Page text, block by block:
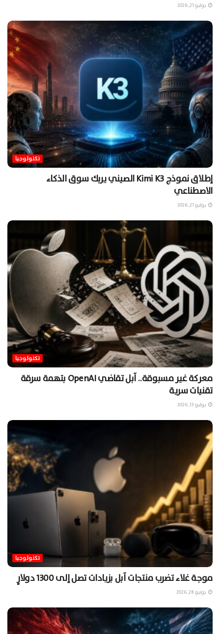
يوليو 21, 2026
تكنولوجيا
إطلاق نموذج Kimi K3 الصيني يربك سوق الذكاء
الاصطناعي
يوليو 21, 2026
تكنولوجيا
معركة غير مسبوقة.. آبل تقاضي OpenAI بتهمة سرقة
تقنيات سرية
يوليو 13, 2026
تكنولوجيا
موجة غلاء تضرب منتجات آبل بزيادات تصل إلى 1300 دولارٍ
يونيو 28, 2026